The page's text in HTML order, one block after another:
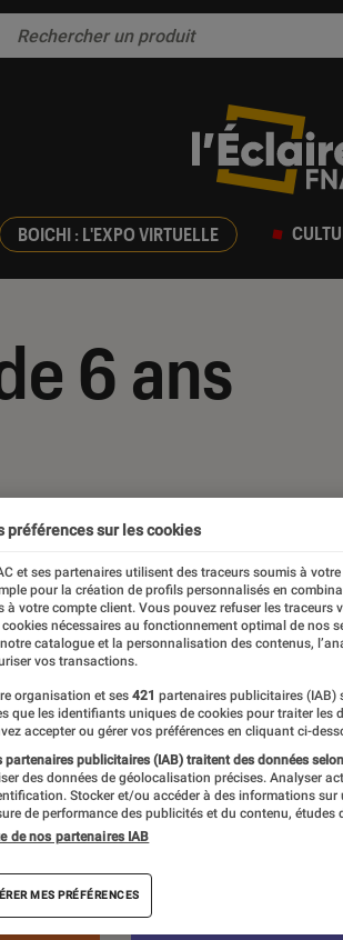
BOICHI : L'EXPO VIRTUELLE
6 ans
et guides Tests
préférences sur les cookies
et ses partenaires utilisent des traceurs soumis à
pour la création de profils personnalisés en
à votre compte client. Vous pouvez refuser les traceurs
cookies nécessaires au fonctionnement optimal de nos
catalogue et la personnalisation des contenus,
vos transactions.
organisation et ses 421 partenaires publicitaires (IAB)
que les identifiants uniques de cookies pour traiter les
accepter ou gérer vos préférences en cliquant ci-
partenaires publicitaires (IAB) traitent des données
des données de géolocalisation précises. Analyser
Stocker et/ou accéder à des informations
de performance des publicités et du contenu, études
de nos partenaires IAB
MES PRÉFÉRENCES